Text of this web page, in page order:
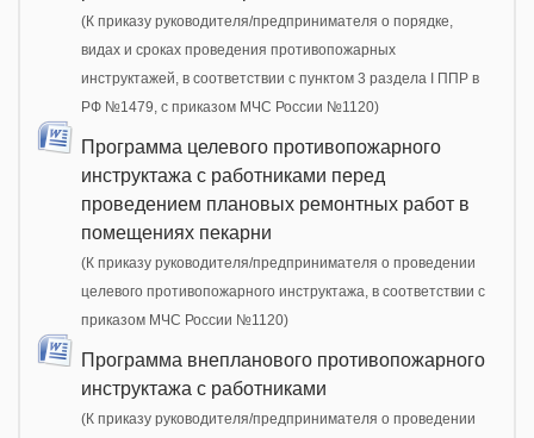
(К приказу руководителя/предпринимателя о порядке,
видах и сроках проведения противопожарных
инструктажей, в соответствии с пунктом 3 раздела I ППР в
РФ №1479, с приказом МЧС России №1120)
Программа целевого противопожарного
инструктажа с работниками перед
проведением плановых ремонтных работ в
помещениях пекарни
(К приказу руководителя/предпринимателя о проведении
целевого противопожарного инструктажа, в соответствии с
приказом МЧС России №1120)
Программа внепланового противопожарного
инструктажа с работниками
(К приказу руководителя/предпринимателя о проведении